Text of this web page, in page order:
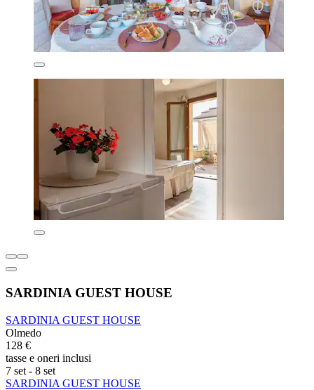
SARDINIA GUEST HOUSE
SARDINIA GUEST HOUSE
Olmedo
128 €
tasse e oneri inclusi
7 set - 8 set
SARDINIA GUEST HOUSE